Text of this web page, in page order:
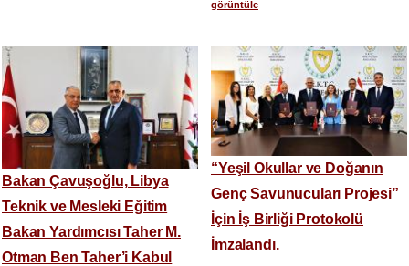
görüntüle
Bakan Çavuşoğlu, Libya
Teknik ve Mesleki Eğitim
Bakan Yardımcısı Taher M.
Otman Ben Taher’i Kabul
“Yeşil Okullar ve Doğanın
Genç Savunucuları Projesi”
İçin İş Birliği Protokolü
İmzalandı.